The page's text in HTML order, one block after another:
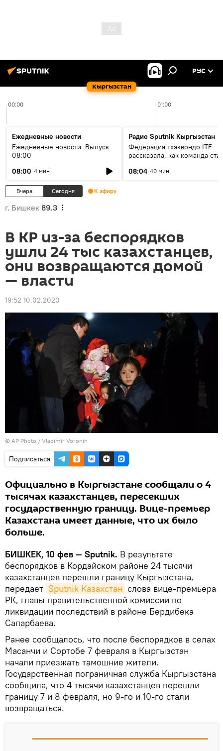
Кыргызстан
РУС
00:00 01:00
Ежедневные новости
Ежедневные новости. Выпуск
08:00
08:00 4 мин
Радио Sputnik Кыргызстан
Федерация тхэквондо ITF
рассказала, как команда
08:04 40 мин
Вчера Сегодня К эфиру
г. Бишкек 89.3
В КР из-за беспорядков
ушли 24 тыс казахстанцев,
они возвращаются домой
— власти
19:52 10.02.2020
© AP Photo / Vladimir Voronin
Подписаться
Официально в Кыргызстане сообщали о 4
тысячах казахстанцев, пересекших
государственную границу. Вице-премьер
Казахстана имеет данные, что их было
больше.
БИШКЕК, 10 фев — Sputnik. В результате
беспорядков в Кордайском районе 24 тысячи
казахстанцев перешли границу Кыргызстана,
передает Sputnik Казахстан слова вице-премьера
РК, главы правительственной комиссии по
ликвидации последствий в районе Бердибека
Сапарбаева.
Ранее сообщалось, что после беспорядков в селах
Масанчи и Сортобе 7 февраля в Кыргызстан
начали приезжать тамошние жители.
Государственная пограничная служба Кыргызстана
сообщила, что 4 тысячи казахстанцев перешли
границу 7 и 8 февраля, но 9-го и 10-го стали
возвращаться.